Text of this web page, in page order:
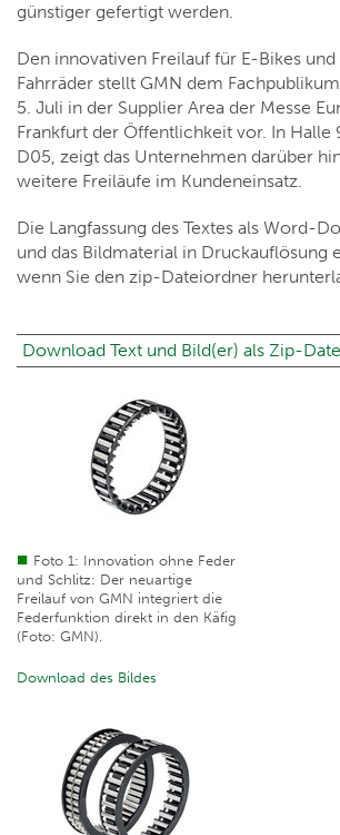
günstiger gefertigt werden.
Den innovativen Freilauf für E-Bikes und
Fahrräder stellt GMN dem
5. Juli in der Supplier Area der Messe
Frankfurt der Öffentlichkeit vor. In Halle
D05, zeigt das Unternehmen darüber
weitere Freiläufe im Kundeneinsatz.
Die Langfassung des Textes als Word-
und das Bildmaterial in Druckauflösung
wenn Sie den zip-Dateiordner
Download Text und Bild(er) als Zip-
Foto 1: Innovation ohne Feder
und Schlitz: Der neuartige
Freilauf von GMN integriert die
Federfunktion direkt in den Käfig
(Foto: GMN).
Download des Bildes